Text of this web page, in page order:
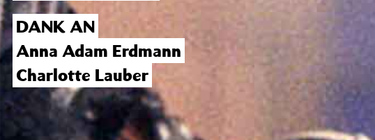
DANK AN
Anna Adam Erdmann
Charlotte Lauber